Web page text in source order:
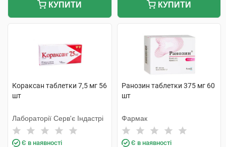
КУПИТИ КУПИТИ
Кораксан таблетки 7,5 мг 56
шт
Лабораторії Серв'є Індастрі
Є в наявності
Ранозин таблетки 375 мг 60
шт
Фармак
Є в наявності